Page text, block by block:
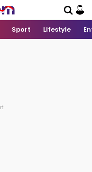
Sport Lifestyle